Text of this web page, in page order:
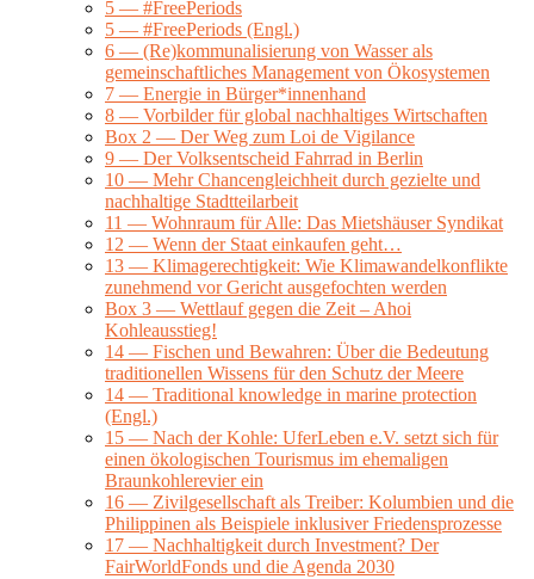
5 — #FreePeriods
5 — #FreePeriods (Engl.)
6 — (Re)kommunalisierung von Wasser als
gemeinschaftliches Management von Ökosystemen
7 — Energie in Bürger*innenhand
8 — Vorbilder für global nachhaltiges Wirtschaften
Box 2 — Der Weg zum Loi de Vigilance
9 — Der Volksentscheid Fahrrad in Berlin
10 — Mehr Chancengleichheit durch gezielte und
nachhaltige Stadtteilarbeit
11 — Wohnraum für Alle: Das Mietshäuser Syndikat
12 — Wenn der Staat einkaufen geht…
13 — Klimagerechtigkeit: Wie Klimawandelkonflikte
zunehmend vor Gericht ausgefochten werden
Box 3 — Wettlauf gegen die Zeit – Ahoi
Kohleausstieg!
14 — Fischen und Bewahren: Über die Bedeutung
traditionellen Wissens für den Schutz der Meere
14 — Traditional knowledge in marine protection
(Engl.)
15 — Nach der Kohle: UferLeben e.V. setzt sich für
einen ökologischen Tourismus im ehemaligen
Braunkohlerevier ein
16 — Zivilgesellschaft als Treiber: Kolumbien und die
Philippinen als Beispiele inklusiver Friedensprozesse
17 — Nachhaltigkeit durch Investment? Der
FairWorldFonds und die Agenda 2030